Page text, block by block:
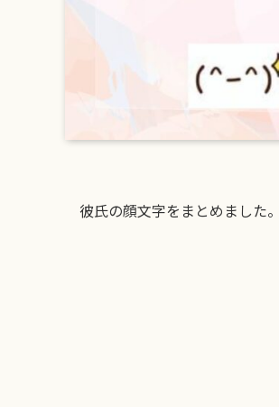
彼氏の顔文字をまとめました。